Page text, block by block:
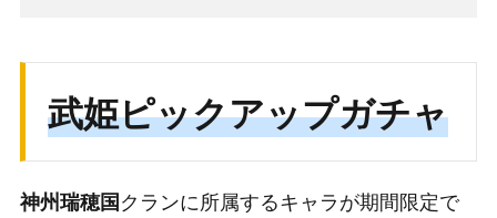
武姫ピックアップガチャ
神州瑞穂国クランに所属するキャラが期間限定で